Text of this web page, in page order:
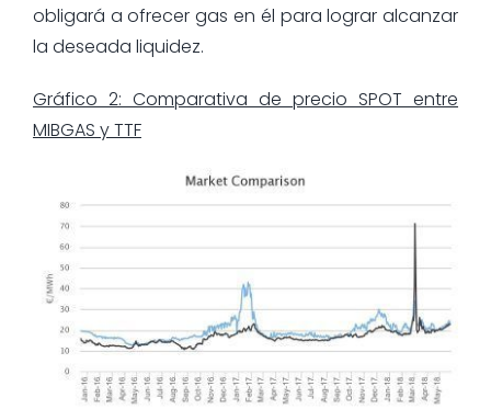
obligará a ofrecer gas en él para lograr alcanzar
la deseada liquidez.
Gráfico 2: Comparativa de precio SPOT entre
MIBGAS y TTF